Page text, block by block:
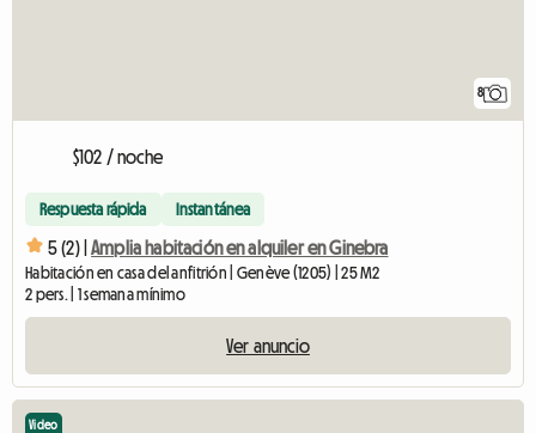
8
$102 / noche
Respuesta rápida Instantánea
5 (2) | Amplia habitación en alquiler en Ginebra
Habitación en casa del anfitrión | Genève (1205) | 25 M2
2 pers. | 1 semana mínimo
Ver anuncio
Video